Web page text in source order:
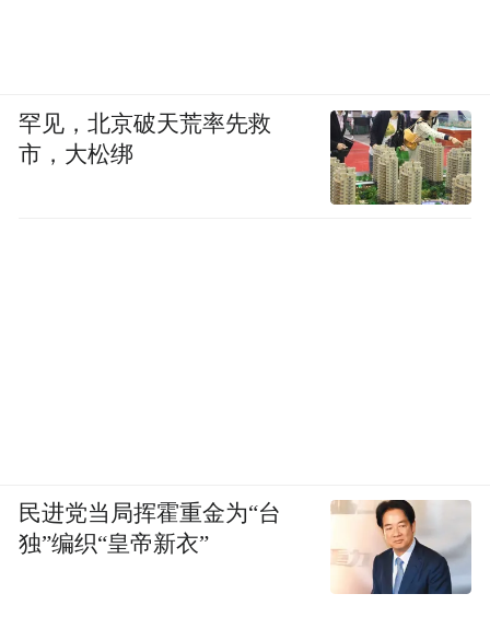
罕见，北京破天荒率先救
市，大松绑
民进党当局挥霍重金为“台
独”编织“皇帝新衣”